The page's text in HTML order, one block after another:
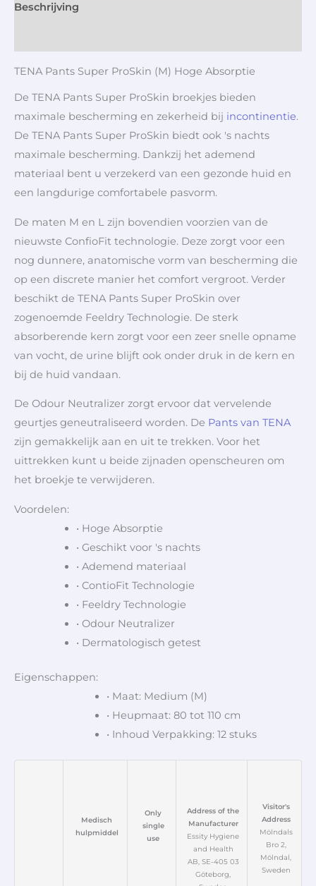
Beschrijving
TENA Pants Super ProSkin (M) Hoge Absorptie
De TENA Pants Super ProSkin broekjes bieden
maximale bescherming en zekerheid bij incontinentie.
De TENA Pants Super ProSkin biedt ook 's nachts
maximale bescherming. Dankzij het ademend
materiaal bent u verzekerd van een gezonde huid en
een langdurige comfortabele pasvorm.
De maten M en L zijn bovendien voorzien van de
nieuwste ConfioFit technologie. Deze zorgt voor een
nog dunnere, anatomische vorm van bescherming die
op een discrete manier het comfort vergroot. Verder
beschikt de TENA Pants Super ProSkin over
zogenoemde Feeldry Technologie. De sterk
absorberende kern zorgt voor een zeer snelle opname
van vocht, de urine blijft ook onder druk in de kern en
bij de huid vandaan.
De Odour Neutralizer zorgt ervoor dat vervelende
geurtjes geneutraliseerd worden. De Pants van TENA
zijn gemakkelijk aan en uit te trekken. Voor het
uittrekken kunt u beide zijnaden openscheuren om
het broekje te verwijderen.
Voordelen:
• Hoge Absorptie
• Geschikt voor 's nachts
• Ademend materiaal
• ContioFit Technologie
• Feeldry Technologie
• Odour Neutralizer
• Dermatologisch getest
Eigenschappen:
• Maat: Medium (M)
• Heupmaat: 80 tot 110 cm
• Inhoud Verpakking: 12 stuks
Medisch
hulpmiddel
Only
single
use
Address of the
Manufacturer
Essity Hygiene
and Health
AB, SE-405 03
Göteborg,
Visitor's
Address
Mölndals
Bro 2,
Mölndal,
Sweden